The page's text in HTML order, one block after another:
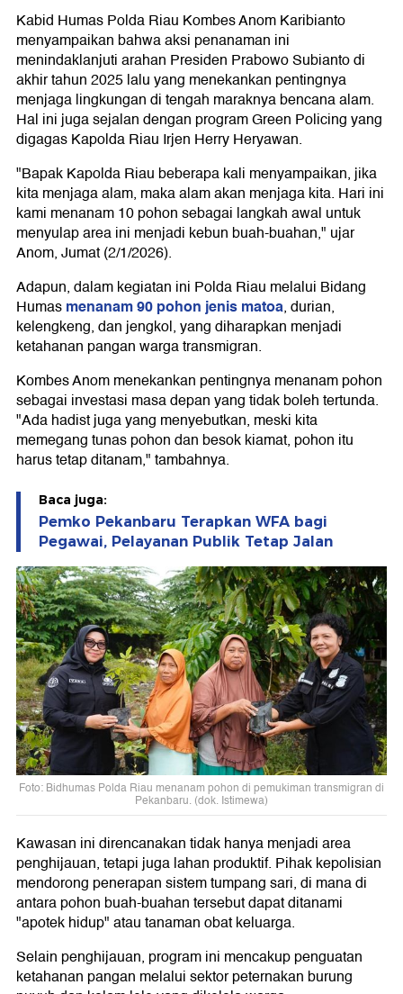
Kabid Humas Polda Riau Kombes Anom Karibianto
menyampaikan bahwa aksi penanaman ini
menindaklanjuti arahan Presiden Prabowo Subianto di
akhir tahun 2025 lalu yang menekankan pentingnya
menjaga lingkungan di tengah maraknya bencana alam.
Hal ini juga sejalan dengan program Green Policing yang
digagas Kapolda Riau Irjen Herry Heryawan.
"Bapak Kapolda Riau beberapa kali menyampaikan, jika
kita menjaga alam, maka alam akan menjaga kita. Hari ini
kami menanam 10 pohon sebagai langkah awal untuk
menyulap area ini menjadi kebun buah-buahan," ujar
Anom, Jumat (2/1/2026).
Adapun, dalam kegiatan ini Polda Riau melalui Bidang
Humasmenanam 90 pohon jenis matoa, durian,
kelengkeng, dan jengkol, yang diharapkan menjadi
ketahanan pangan warga transmigran.
Kombes Anom menekankan pentingnya menanam pohon
sebagai investasi masa depan yang tidak boleh tertunda.
"Ada hadist juga yang menyebutkan, meski kita
memegang tunas pohon dan besok kiamat, pohon itu
harus tetap ditanam," tambahnya.
Baca juga:
Pemko Pekanbaru Terapkan WFA bagi
Pegawai, Pelayanan Publik Tetap Jalan
Foto: Bidhumas Polda Riau menanam pohon di pemukiman transmigran di
Pekanbaru. (dok. Istimewa)
Kawasan ini direncanakan tidak hanya menjadi area
penghijauan, tetapi juga lahan produktif. Pihak kepolisian
mendorong penerapan sistem tumpang sari, di mana di
antara pohon buah-buahan tersebut dapat ditanami
"apotek hidup" atau tanaman obat keluarga.
Selain penghijauan, program ini mencakup penguatan
ketahanan pangan melalui sektor peternakan burung